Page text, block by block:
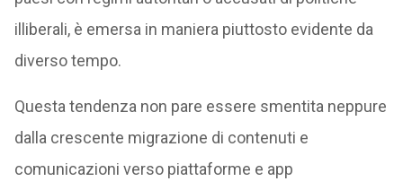
illiberali, è emersa in maniera piuttosto evidente da
diverso tempo.
Questa tendenza non pare essere smentita neppure
dalla crescente migrazione di contenuti e
comunicazioni verso piattaforme e app